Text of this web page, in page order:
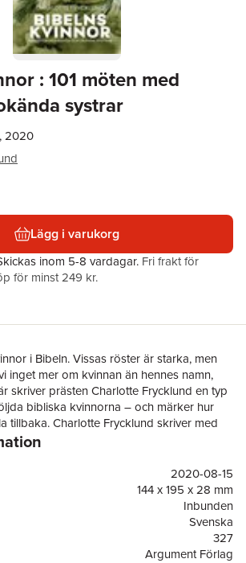
: 101 möten med
systrar
2020
Lägg i varukorg
inom 5-8 vardagar. Fri frakt för
för minst 249 kr.
i Bibeln. Vissas röster är starka, men
inget mer om kvinnan än hennes namn,
skriver prästen Charlotte Frycklund en typ
bibliska kvinnorna – och märker hur
tillbaka. Charlotte Frycklund skriver med
så att kvinnorna i Bibeln – som annars ofta
huvudpersoner och kommer till liv.
lär vi känna Bibelns kvinnor, samtidigt
stora berättelse och får insikter om
2020-08-15
144 x 195 x 28 mm
Inbunden
Svenska
327
Argument Förlag